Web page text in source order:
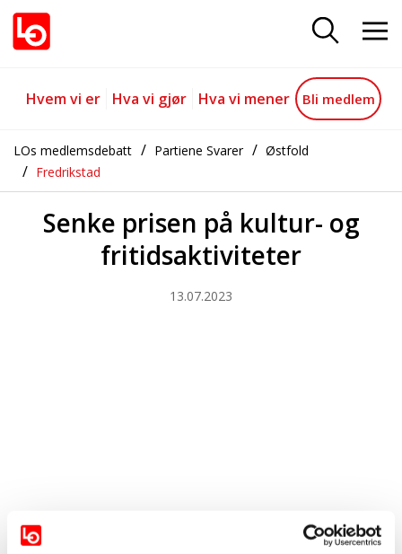
Senke prisen på kultur- og
Gå til hovedinnhold
Gå til navigasjon
Hvem vi er Hva vi gjør Hva vi mener Bli medlem
LOs medlemsdebatt Partiene Svarer
Østfold
Fredrikstad
Senke prisen på kultur- og
fritidsaktiviteter
13.07.2023
Vis mer